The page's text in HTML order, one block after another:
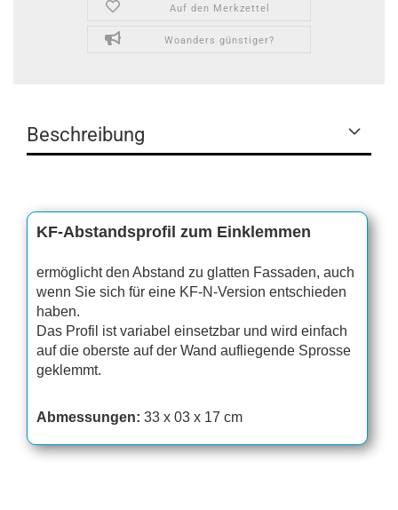
Auf den Merkzettel
Woanders günstiger?
Beschreibung
KF-Abstandsprofil zum Einklemmen
ermöglicht den Abstand zu glatten Fassaden, auch
wenn Sie sich für eine KF-N-Version entschieden
haben.
Das Profil ist variabel einsetzbar und wird einfach
auf die oberste auf der Wand aufliegende Sprosse
geklemmt.
Abmessungen: 33 x 03 x 17 cm